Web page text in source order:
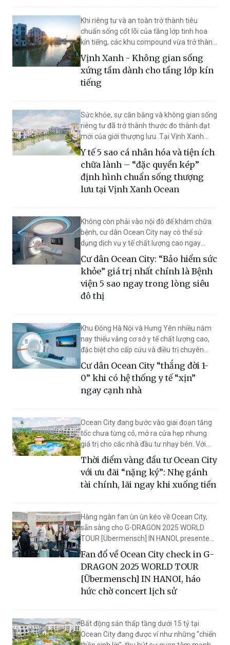
Khi riêng tư và an toàn trở thành tiêu
chuẩn sống cốt lõi của tầng lớp tinh hoa
kín tiếng, các khu compound vừa trở thành
“lãnh địa riêng”, vừa đóng vai trò như một
“bộ lọc cộng đồng”. Tại phía Đông Thủ đô,
Vịnh Xanh (Ocean City) được phát triển
theo định hướng đó: một ốc đảo xanh biệt
Vịnh Xanh - Không gian sống
xứng tầm dành cho tầng lớp kín
tiếng
Sức khỏe, sự cân bằng và không gian sống
riêng tư đã trở thành thước đo thành đạt
mới của giới thượng lưu. Tại Vịnh Xanh
(Ocean City), những giá trị này không chỉ
hội tụ trọn vẹn mà còn được cá nhân hóa
thông qua đặc quyền y tế 5 sao và hệ tiện
ích wellness toàn diện.
Y tế 5 sao cá nhân hóa và tiện ích
chữa lành – “đặc quyền kép”
định hình chuẩn sống thượng
lưu tại Vịnh Xanh Ocean
Không còn phải vào nội đô để khám chữa
bệnh, cư dân Ocean City nay có thể sử
dụng dịch vụ y tế chất lượng cao ngay
trong bán kính vài phút di chuyển. Sự hiện
diện của bệnh viện quốc tế 5 sao Vinmec
Ocean Park 2 được cư dân ví như “bảo
hiểm sức khỏe” giá trị nhất, góp phần hoàn
thiện chuẩn sống all-in-one cao cấp. Cùng
chuyển cư về siêu đô thị phía Đông Thủ đô.
Cư dân Ocean City: “Bảo hiểm sức
khỏe” giá trị nhất chính là Bệnh
viện 5 sao ngay trong lòng siêu
đô thị
Khu Đông Hà Nội và Hưng Yên nhiều năm
nay thiếu vắng cơ sở y tế chất lượng cao,
đặc biệt cho cấp cứu và điều trị chuyên
sâu. Vì thế, việc Bệnh viện quốc tế Vinmec
Ocean Park 2 ngay trong lòng Ocean City
đi vào vận hành, với hệ thống máy móc
hiện đại hàng đầu thế giới cùng đội ngũ y
one và thúc đẩy cư dân chuyển về an cư
lâu dài.
Cư dân Ocean City “thắng đời 1-
0” khi có hệ thống y tế “xịn”
ngay cạnh nhà
Ocean City đang bước vào giai đoạn tăng
tốc chưa từng có, mở ra cửa hẹp nhưng
giá trị cho các nhà đầu tư nhạy bén. Với
chuỗi chính sách trợ lực ưu việt, ưu đãi tới
19,5%, hỗ trợ lãi suất 0% tới 24 tháng, đây
chính là thời điểm vàng để đón đầu sóng
tăng giá và tối đa hóa lợi nhuận.
Thời điểm vàng đầu tư Ocean City
với ưu đãi “nặng ký”: Nhẹ gánh
tài chính, lãi ngay khi xuống tiền
Hàng ngàn fan ùn ùn kéo về Ocean City,
sẵn sàng cho G-DRAGON 2025 WORLD
TOUR [Übermensch] IN HANOI, presented
by VPBank để check in, vui chơi, trải
nghiệm. Sự kiện do 8Wonder tổ chức, diễn
ra trong hai đêm 8 và 9-11 tại 8Wonder
Ocean City - Vinhomes Ocean Park 3 đang
hứa hẹn biến nơi đây thành tâm điểm
hoàng” G-DRAGON.
Fan đổ về Ocean City check in G-
DRAGON 2025 WORLD TOUR
[Übermensch] IN HANOI, háo
hức chờ concert lịch sử
Bất động sản thấp tầng dưới 15 tỷ tại
Ocean City đang được ví như những “chiến